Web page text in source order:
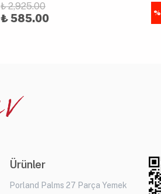
₺ 2,925.00
₺ 585.00 %
Ürünler
Porland Palms 27 Parça Yemek